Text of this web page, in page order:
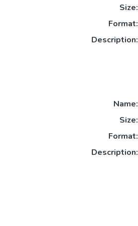
Size:
Format:
Description:
Name:
Size:
Format:
Description: